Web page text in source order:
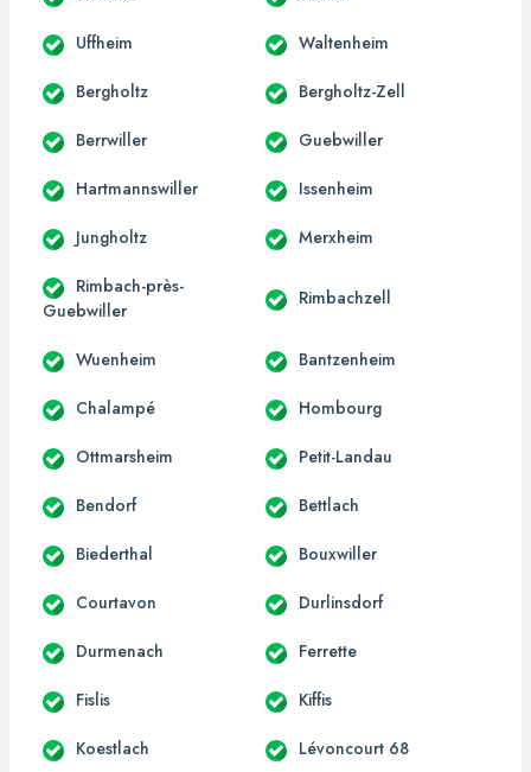
Uffheim Waltenheim
Bergholtz Bergholtz-Zell
Berrwiller Guebwiller
Hartmannswiller Issenheim
Jungholtz Merxheim
Rimbach-près-
Guebwiller
Rimbachzell
Wuenheim Bantzenheim
Chalampé Hombourg
Ottmarsheim Petit-Landau
Bendorf Bettlach
Biederthal Bouxwiller
Courtavon Durlinsdorf
Durmenach Ferrette
Fislis Kiffis
Koestlach Lévoncourt 68